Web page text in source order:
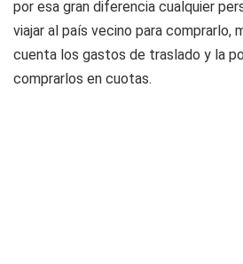
por esa gran diferencia cualquier
viajar al país vecino para comprarlo,
cuenta los gastos de traslado y la
comprarlos en cuotas.